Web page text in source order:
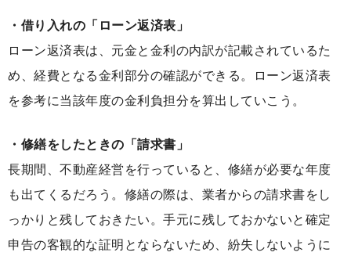
・借り入れの「ローン返済表」
ローン返済表は、元金と金利の内訳が記載されているた
め、経費となる金利部分の確認ができる。ローン返済表
を参考に当該年度の金利負担分を算出していこう。
・修繕をしたときの「請求書」
長期間、不動産経営を行っていると、修繕が必要な年度
も出てくるだろう。修繕の際は、業者からの請求書をし
っかりと残しておきたい。手元に残しておかないと確定
申告の客観的な証明とならないため、紛失しないように